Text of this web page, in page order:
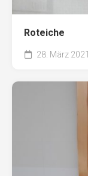
Roteiche
28. März 2021